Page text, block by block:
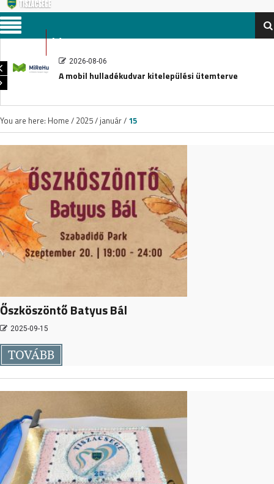
Menu
2026-08-06
A mobil hulladékudvar kitelepülési ütemterve
You are here: Home / 2025/ január/ 15
Őszköszöntő Batyus Bál
2025-09-15
TOVÁBB